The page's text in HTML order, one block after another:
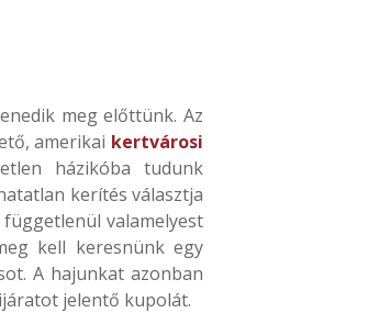
meg előttünk. Az
amerikai kertvárosi
házikóba tudunk
kerítés választja
valamelyest
kell keresnünk egy
A hajunkat azonban
jelentő kupolát.